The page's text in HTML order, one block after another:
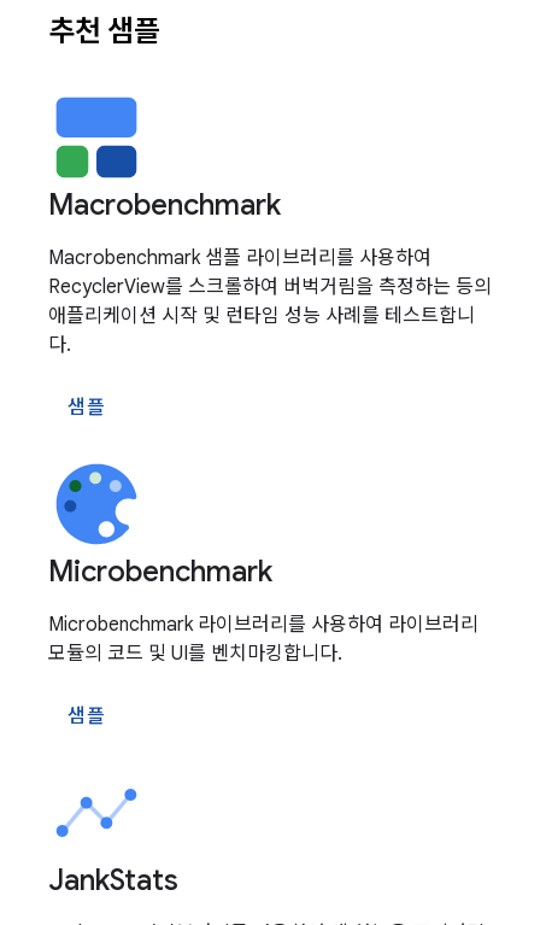
추천 샘플
Macrobenchmark
Macrobenchmark 샘플 라이브러리를 사용하여
RecyclerView를 스크롤하여 버벅거림을 측정하는 등의
애플리케이션 시작 및 런타임 성능 사례를 테스트합니
다.
샘플
Microbenchmark
Microbenchmark 라이브러리를 사용하여 라이브러리
모듈의 코드 및 UI를 벤치마킹합니다.
샘플
JankStats